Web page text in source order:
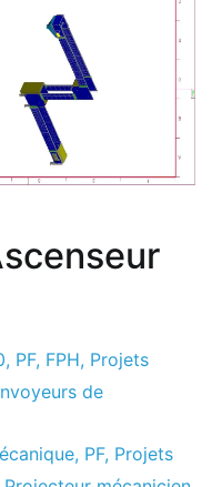
, PF, FPH, Projets
de
, PF, Projets